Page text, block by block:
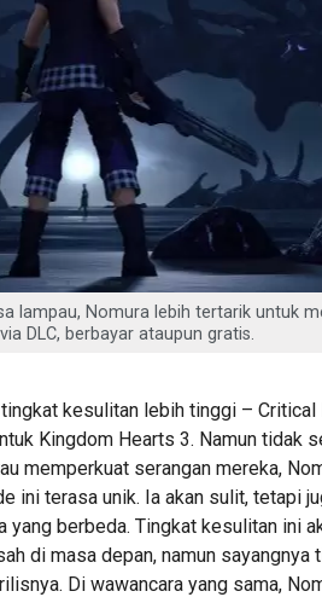
lampau, Nomura lebih tertarik untuk
DLC, berbayar ataupun gratis.
kesulitan lebih tinggi –
Kingdom Hearts 3. Namun tidak
memperkuat serangan mereka,
ini terasa unik. Ia akan sulit, tetapi
yang berbeda. Tingkat kesulitan ini
di masa depan, namun sayangnya
Di wawancara yang sama,